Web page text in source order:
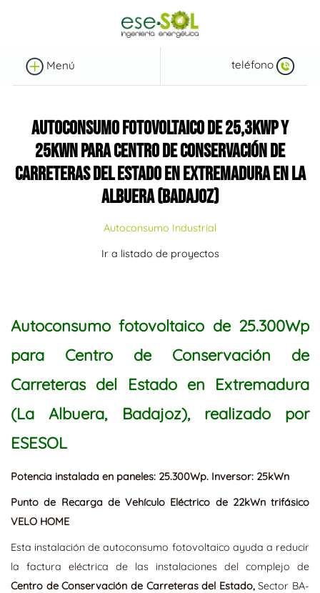
Menú teléfono
AUTOCONSUMO FOTOVOLTAICO DE 25,3KWP Y
25KWN PARA CENTRO DE CONSERVACIÓN DE
CARRETERAS DEL ESTADO EN EXTREMADURA EN LA
ALBUERA (BADAJOZ)
Autoconsumo Industrial
Ir a listado de proyectos
Autoconsumo fotovoltaico de 25.300Wp
para Centro de Conservación de
Carreteras del Estado en Extremadura
(La Albuera, Badajoz), realizado por
ESESOL
Potencia instalada en paneles: 25.300Wp. Inversor: 25kWn
Punto de Recarga de Vehículo Eléctrico de 22kWn trifásico
VELO HOME
Esta instalación de autoconsumo fotovoltaico ayuda a reducir
la factura eléctrica de las instalaciones del complejo de
Centro de Conservación de Carreteras del Estado,Sector BA-